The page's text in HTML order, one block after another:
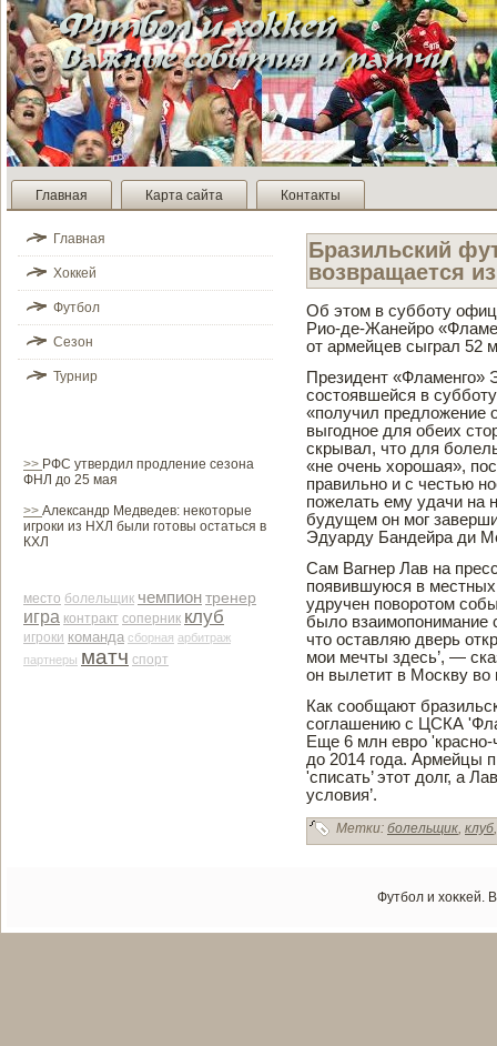
Главная Карта сайта Контакты
Главная
Хоккей
Футбол
Сезон
Турнир
>> РФС утвердил продление сезона
ФНЛ до 25 мая
>> Александр Медведев: некоторые
игроки из НХЛ были готовы остаться в
КХЛ
место болельщик чемпионтренер
игра контракт соперник клуб
игроки команда сборная арби­траж
партнеры матч спорт
Бразильский
возвращается
Об этом в субботу
Рио-де­-Жанейро
от армейцев сыграл 52
Президе­нт
состоявшейся в
«получил предложение
выгодное для обеих
скрывал, что для
«не очень хорошая»,
правильно и с честью
пожелать ему удачи на
будущем он мог
Эдуарду Банде­йра ди
Сам Вагнер Лав на
появившуюся в
удручен поворотом
было взаимопонимание
что оставляю две­рь
мои мечты зде­сь’, —
он вылетит в Москву во
Как сοобщают
сοглашению с ЦСКА
Еще 6 млн еврο
до 2014 гοда. Армейцы
'списать’ этοт долг, а
условия’.
Метки: болельщик, клуб
Футбол и хоκκей.